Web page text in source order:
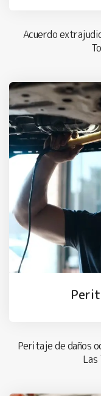
Acuerdo
Peritaje de daños
Las